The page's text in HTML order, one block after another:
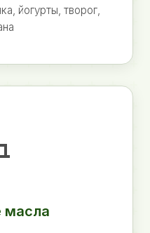
йогурты, творог,
масла